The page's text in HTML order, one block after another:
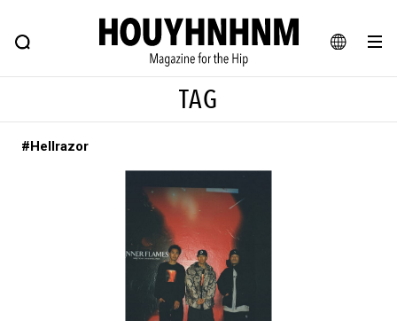
JA
FEATURE BLOG SNAP
ヒップなファッション、カルチャー、ライフスタイルWEBマガジン
#SHOPPING ADDICT #憧れの逸品
#ESSENTIAL DESIGNS #古着サミット
#NEW VINTAGE #マイナーグッド図鑑
#路地裏てぃーん。 #MONTHLY JOURNAL
#フイナムのYouTube
TAG
#Hellrazor